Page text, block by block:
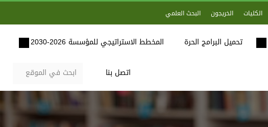
الكليات الخريجون البحث العلمي
تحميل البرامج الحرة المخطط الاستراتيجي للمؤسسة 2026-2030
اتصل بنا